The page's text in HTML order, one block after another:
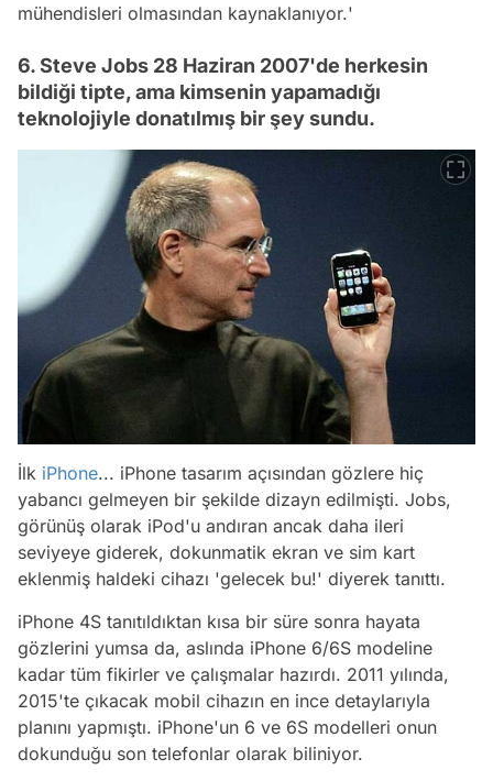
mühendisleri olmasından kaynaklanıyor.'
6. Steve Jobs 28 Haziran 2007'de herkesin
bildiği tipte, ama kimsenin yapamadığı
teknolojiyle donatılmış bir şey sundu.
İlk iPhone... iPhone tasarım açısından gözlere hiç
yabancı gelmeyen bir şekilde dizayn edilmişti. Jobs,
görünüş olarak iPod'u andıran ancak daha ileri
seviyeye giderek, dokunmatik ekran ve sim kart
eklenmiş haldeki cihazı 'gelecek bu!' diyerek tanıttı.
iPhone 4S tanıtıldıktan kısa bir süre sonra hayata
gözlerini yumsa da, aslında iPhone 6/6S modeline
kadar tüm fikirler ve çalışmalar hazırdı. 2011 yılında,
2015'te çıkacak mobil cihazın en ince detaylarıyla
planını yapmıştı. iPhone'un 6 ve 6S modelleri onun
dokunduğu son telefonlar olarak biliniyor.